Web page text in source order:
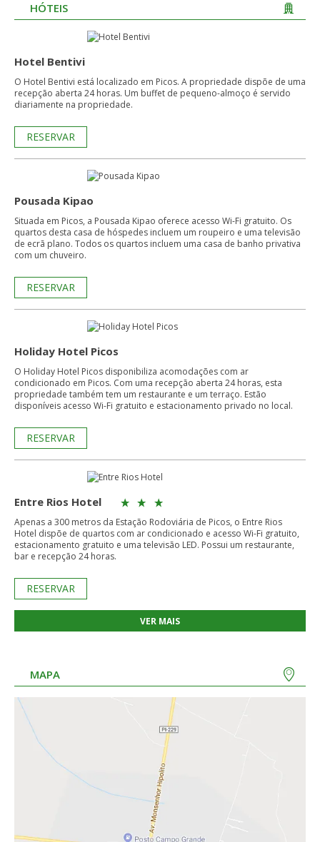
HÓTEIS
Hotel Bentivi
O Hotel Bentivi está localizado em Picos. A propriedade dispõe de uma
recepção aberta 24 horas. Um buffet de pequeno-almoço é servido
diariamente na propriedade.
RESERVAR
Pousada Kipao
Situada em Picos, a Pousada Kipao oferece acesso Wi-Fi gratuito. Os
quartos desta casa de hóspedes incluem um roupeiro e uma televisão
de ecrã plano. Todos os quartos incluem uma casa de banho privativa
com um chuveiro.
RESERVAR
Holiday Hotel Picos
O Holiday Hotel Picos disponibiliza acomodações com ar
condicionado em Picos. Com uma recepção aberta 24 horas, esta
propriedade também tem um restaurante e um terraço. Estão
disponíveis acesso Wi-Fi gratuito e estacionamento privado no local.
RESERVAR
Entre Rios Hotel
Apenas a 300 metros da Estação Rodoviária de Picos, o Entre Rios
Hotel dispõe de quartos com ar condicionado e acesso Wi-Fi gratuito,
estacionamento gratuito e uma televisão LED. Possui um restaurante,
bar e recepção 24 horas.
RESERVAR
VER MAIS
MAPA